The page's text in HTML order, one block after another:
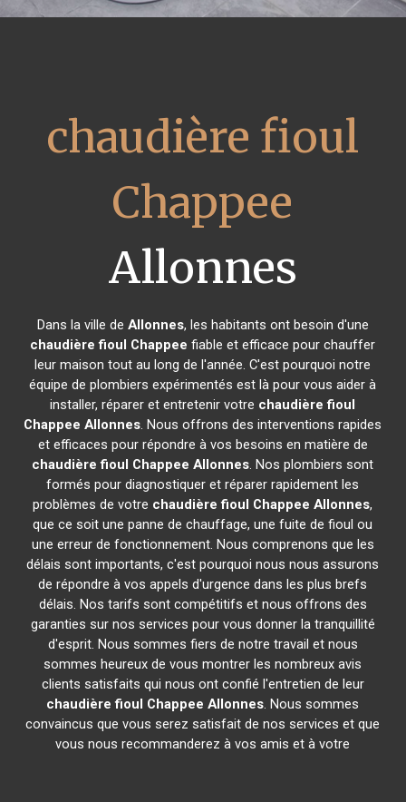
chaudière fioul
Chappee
Allonnes
Dans la ville de Allonnes, les habitants ont besoin d'une
chaudière fioul Chappee fiable et efficace pour chauffer
leur maison tout au long de l'année. C'est pourquoi notre
équipe de plombiers expérimentés est là pour vous aider à
installer, réparer et entretenir votre chaudière fioul
Chappee Allonnes. Nous offrons des interventions rapides
et efficaces pour répondre à vos besoins en matière de
chaudière fioul Chappee Allonnes. Nos plombiers sont
formés pour diagnostiquer et réparer rapidement les
problèmes de votre chaudière fioul Chappee Allonnes,
que ce soit une panne de chauffage, une fuite de fioul ou
une erreur de fonctionnement. Nous comprenons que les
délais sont importants, c'est pourquoi nous nous assurons
de répondre à vos appels d'urgence dans les plus brefs
délais. Nos tarifs sont compétitifs et nous offrons des
garanties sur nos services pour vous donner la tranquillité
d'esprit. Nous sommes fiers de notre travail et nous
sommes heureux de vous montrer les nombreux avis
clients satisfaits qui nous ont confié l'entretien de leur
chaudière fioul Chappee Allonnes. Nous sommes
convaincus que vous serez satisfait de nos services et que
vous nous recommanderez à vos amis et à votre